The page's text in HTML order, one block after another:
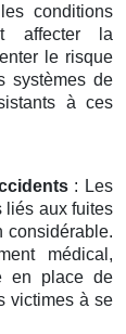
conditions
affecter la
le risque
systèmes de
à ces
: Les
liés aux fuites
considérable.
médical,
en place de
victimes à se